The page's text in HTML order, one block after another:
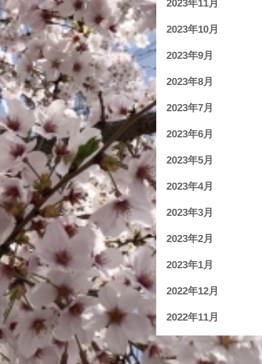
2023年11月
2023年10月
2023年9月
2023年8月
2023年7月
2023年6月
2023年5月
2023年4月
2023年3月
2023年2月
2023年1月
2022年12月
2022年11月